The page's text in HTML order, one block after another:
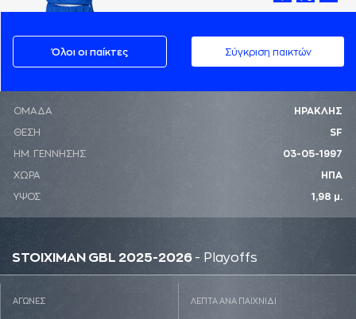
Όλοι οι παίκτες Σύγκριση παικτών
ΟΜΑΔΑ ΗΡΑΚΛΗΣ
ΘΕΣΗ SF
ΗΜ. ΓΕΝΝΗΣΗΣ 03-05-1997
ΧΩΡΑ ΗΠΑ
ΥΨΟΣ 1,98 μ.
STOIXIMAN GBL 2025-2026 - Playoffs
ΑΓΩΝΕΣ ΛΕΠΤΑ ΑΝΑ ΠΑΙΧΝΙΔΙ